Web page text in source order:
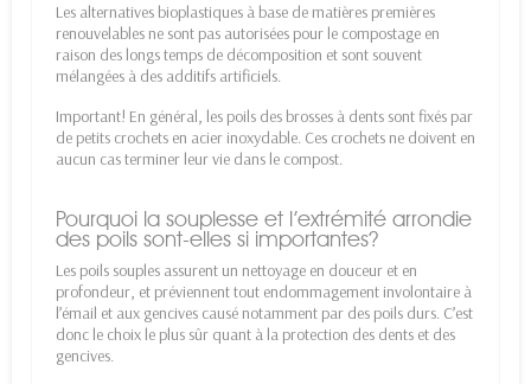
Les alternatives bioplastiques à base de matières premières
renouvelables ne sont pas autorisées pour le compostage en
raison des longs temps de décomposition et sont souvent
mélangées à des additifs artificiels.
Important! En général, les poils des brosses à dents sont fixés par
de petits crochets en acier inoxydable. Ces crochets ne doivent en
aucun cas terminer leur vie dans le compost.
Pourquoi la souplesse et l’extrémité arrondie
des poils sont-elles si importantes?
Les poils souples assurent un nettoyage en douceur et en
profondeur, et préviennent tout endommagement involontaire à
l’émail et aux gencives causé notamment par des poils durs. C’est
donc le choix le plus sûr quant à la protection des dents et des
gencives.